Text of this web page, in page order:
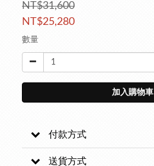
NT$31,600
NT$25,280
數量
加入購物車
付款方式
送貨方式